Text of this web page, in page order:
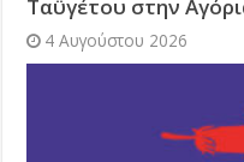
Ταϋγέτου στην
4 Αυγούστου 2026